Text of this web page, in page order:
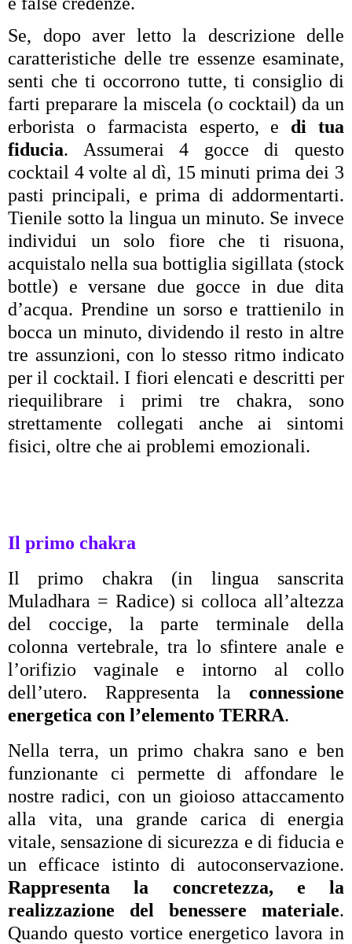
Se, dopo aver letto la descrizione delle
caratteristiche delle tre essenze esaminate,
senti che ti occorrono tutte, ti consiglio di
farti preparare la miscela (o cocktail) da un
erborista o farmacista esperto, e di tua
fiducia. Assumerai 4 gocce di questo
cocktail 4 volte al dì, 15 minuti prima dei 3
pasti principali, e prima di addormentarti.
Tienile sotto la lingua un minuto. Se invece
individui un solo fiore che ti risuona,
acquistalo nella sua bottiglia sigillata (stock
bottle) e versane due gocce in due dita
d’acqua. Prendine un sorso e trattienilo in
bocca un minuto, dividendo il resto in altre
tre assunzioni, con lo stesso ritmo indicato
per il cocktail. I fiori elencati e descritti per
riequilibrare i primi tre chakra, sono
strettamente collegati anche ai sintomi
fisici, oltre che ai problemi emozionali.
Il primo chakra
Il primo chakra (in lingua sanscrita
Muladhara = Radice) si colloca all’altezza
del coccige, la parte terminale della
colonna vertebrale, tra lo sfintere anale e
l’orifizio vaginale e intorno al collo
dell’utero. Rappresenta la connessione
energetica con l’elemento TERRA.
Nella terra, un primo chakra sano e ben
funzionante ci permette di affondare le
nostre radici, con un gioioso attaccamento
alla vita, una grande carica di energia
vitale, sensazione di sicurezza e di fiducia e
un efficace istinto di autoconservazione.
Rappresenta la concretezza, e la
realizzazione del benessere materiale.
Quando questo vortice energetico lavora in